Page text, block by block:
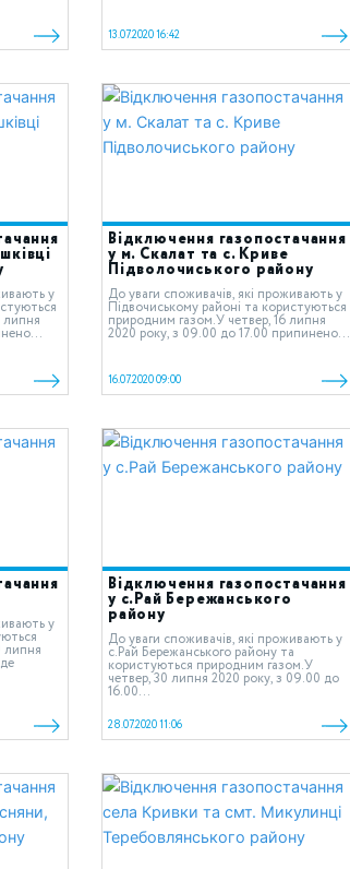
13.07.2020 16:42
у
липня
Відключення газопостачання
у м. Скалат та с. Криве
Підволочиського району
До уваги споживачів, які проживають у
Підвочиському районі та користуються
природним газом.У четвер, 16 липня
2020 року, з 09.00 до 17.00 припинено...
16.07.2020 09:00
у
липня
Відключення газопостачання
у c.Рай Бережанського
району
До уваги споживачів, які проживають у
c.Рай Бережанського району та
користуються природним газом.У
четвер, 30 липня 2020 року, з 09.00 до
16.00...
28.07.2020 11:06